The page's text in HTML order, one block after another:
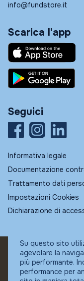
info@fundstore.it
Scarica l'app
Seguici
Informativa legale
Documentazione
Trattamento dati
Impostazioni Cookies
Dichiarazione di
© Fundstore
Collocatore
Banca Ifigest SpA
Su questo sito
agevolare la
più performante.
performance per